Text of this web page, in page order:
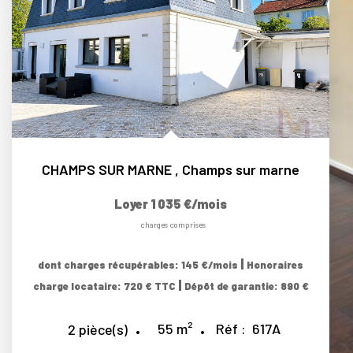
CHAMPS SUR MARNE , Champs sur marne
Loyer 1 035 €/mois
charges comprises
dont charges récupérables: 145 €/mois
Honoraires
charge locataire: 720 € TTC
Dépôt de garantie: 890 €
2 pièce(s) 55 m² Réf : 617A